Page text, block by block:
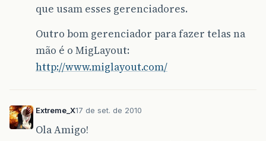
que usam esses gerenciadores.
Outro bom gerenciador para fazer telas na
mão é o MigLayout:
http://www.miglayout.com/
Extreme_X17 de set. de 2010
Ola Amigo!